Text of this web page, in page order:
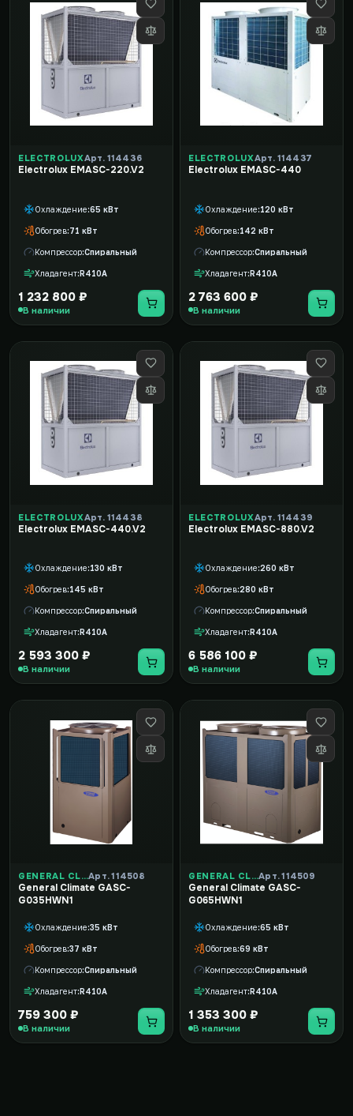
ELECTROLUXАрт. 114436
Electrolux EMASC-220.V2
Охлаждение 65 кВт
Обогрев 71 кВт
Компрессор Спиральный
Хладагент R410A
1 232 800 ₽
В наличии
ELECTROLUXАрт. 114437
Electrolux EMASC-440
Охлаждение 120 кВт
Обогрев 142 кВт
Компрессор Спиральный
Хладагент R410A
2 763 600 ₽
В наличии
ELECTROLUXАрт. 114438
Electrolux EMASC-440.V2
Охлаждение 130 кВт
Обогрев 145 кВт
Компрессор Спиральный
Хладагент R410A
2 593 300 ₽
В наличии
ELECTROLUXАрт. 114439
Electrolux EMASC-880.V2
Охлаждение 260 кВт
Обогрев 280 кВт
Компрессор Спиральный
Хладагент R410A
6 586 100 ₽
В наличии
GENERAL CLIMATEАрт. 114508
General Climate GASC-
G035HWN1
Охлаждение 35 кВт
Обогрев 37 кВт
Компрессор Спиральный
Хладагент R410A
759 300 ₽
В наличии
GENERAL CLIMATEАрт. 114509
General Climate GASC-
G065HWN1
Охлаждение 65 кВт
Обогрев 69 кВт
Компрессор Спиральный
Хладагент R410A
1 353 300 ₽
В наличии